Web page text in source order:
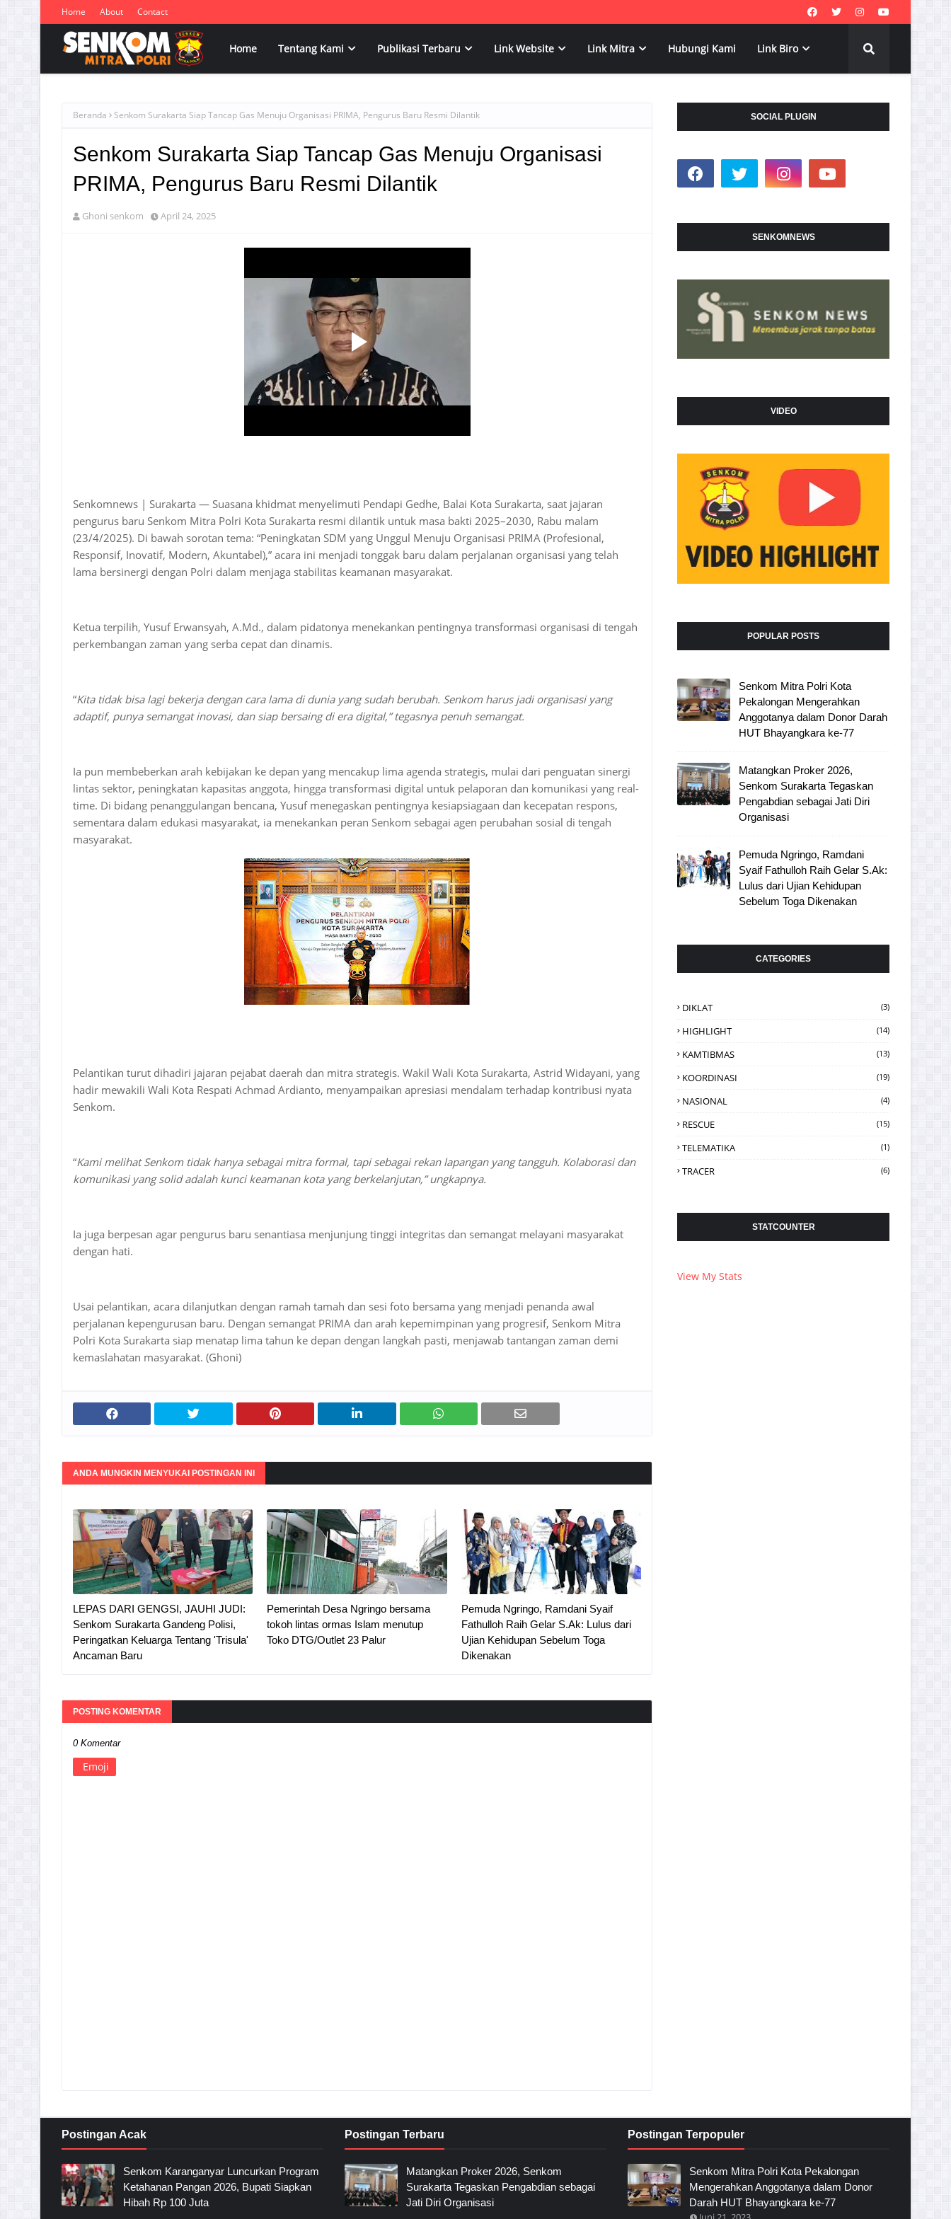
Home About Contact
Home Tentang Kami Publikasi Terbaru Link Website Link Mitra Hubungi Kami Link Biro
Beranda Senkom Surakarta Siap Tancap Gas Menuju Organisasi PRIMA, Pengurus Baru Resmi Dilantik
Senkom Surakarta Siap Tancap Gas Menuju Organisasi
PRIMA, Pengurus Baru Resmi Dilantik
Ghoni senkom April 24, 2025
Senkomnews | Surakarta — Suasana khidmat menyelimuti Pendapi Gedhe, Balai Kota Surakarta, saat jajaran
pengurus baru Senkom Mitra Polri Kota Surakarta resmi dilantik untuk masa bakti 2025–2030, Rabu malam
(23/4/2025). Di bawah sorotan tema: “Peningkatan SDM yang Unggul Menuju Organisasi PRIMA (Profesional,
Responsif, Inovatif, Modern, Akuntabel),” acara ini menjadi tonggak baru dalam perjalanan organisasi yang telah
lama bersinergi dengan Polri dalam menjaga stabilitas keamanan masyarakat.
Ketua terpilih, Yusuf Erwansyah, A.Md., dalam pidatonya menekankan pentingnya transformasi organisasi di tengah
perkembangan zaman yang serba cepat dan dinamis.
“Kita tidak bisa lagi bekerja dengan cara lama di dunia yang sudah berubah. Senkom harus jadi organisasi yang
adaptif, punya semangat inovasi, dan siap bersaing di era digital,” tegasnya penuh semangat.
Ia pun membeberkan arah kebijakan ke depan yang mencakup lima agenda strategis, mulai dari penguatan sinergi
lintas sektor, peningkatan kapasitas anggota, hingga transformasi digital untuk pelaporan dan komunikasi yang real-
time. Di bidang penanggulangan bencana, Yusuf menegaskan pentingnya kesiapsiagaan dan kecepatan respons,
sementara dalam edukasi masyarakat, ia menekankan peran Senkom sebagai agen perubahan sosial di tengah
masyarakat.
Pelantikan turut dihadiri jajaran pejabat daerah dan mitra strategis. Wakil Wali Kota Surakarta, Astrid Widayani, yang
hadir mewakili Wali Kota Respati Achmad Ardianto, menyampaikan apresiasi mendalam terhadap kontribusi nyata
Senkom.
“Kami melihat Senkom tidak hanya sebagai mitra formal, tapi sebagai rekan lapangan yang tangguh. Kolaborasi dan
komunikasi yang solid adalah kunci keamanan kota yang berkelanjutan,” ungkapnya.
Ia juga berpesan agar pengurus baru senantiasa menjunjung tinggi integritas dan semangat melayani masyarakat
dengan hati.
Usai pelantikan, acara dilanjutkan dengan ramah tamah dan sesi foto bersama yang menjadi penanda awal
perjalanan kepengurusan baru. Dengan semangat PRIMA dan arah kepemimpinan yang progresif, Senkom Mitra
Polri Kota Surakarta siap menatap lima tahun ke depan dengan langkah pasti, menjawab tantangan zaman demi
kemaslahatan masyarakat. (Ghoni)
ANDA MUNGKIN MENYUKAI POSTINGAN INI
LEPAS DARI GENGSI, JAUHI JUDI:
Senkom Surakarta Gandeng Polisi,
Peringatkan Keluarga Tentang 'Trisula'
Ancaman Baru
Pemerintah Desa Ngringo bersama
tokoh lintas ormas Islam menutup
Toko DTG/Outlet 23 Palur
Pemuda Ngringo, Ramdani Syaif
Fathulloh Raih Gelar S.Ak: Lulus dari
Ujian Kehidupan Sebelum Toga
Dikenakan
POSTING KOMENTAR
0 Komentar
Emoji
SOCIAL PLUGIN
SENKOMNEWS
VIDEO
POPULAR POSTS
Senkom Mitra Polri Kota
Pekalongan Mengerahkan
Anggotanya dalam Donor Darah
HUT Bhayangkara ke-77
Matangkan Proker 2026,
Senkom Surakarta Tegaskan
Pengabdian sebagai Jati Diri
Organisasi
Pemuda Ngringo, Ramdani
Syaif Fathulloh Raih Gelar S.Ak:
Lulus dari Ujian Kehidupan
Sebelum Toga Dikenakan
CATEGORIES
DIKLAT (3)
HIGHLIGHT (14)
KAMTIBMAS (13)
KOORDINASI (19)
NASIONAL (4)
RESCUE (15)
TELEMATIKA (1)
TRACER (6)
STATCOUNTER
View My Stats
Postingan Acak
Senkom Karanganyar Luncurkan Program
Ketahanan Pangan 2026, Bupati Siapkan
Hibah Rp 100 Juta
Postingan Terbaru
Matangkan Proker 2026, Senkom
Surakarta Tegaskan Pengabdian sebagai
Jati Diri Organisasi
Postingan Terpopuler
Senkom Mitra Polri Kota Pekalongan
Mengerahkan Anggotanya dalam Donor
Darah HUT Bhayangkara ke-77